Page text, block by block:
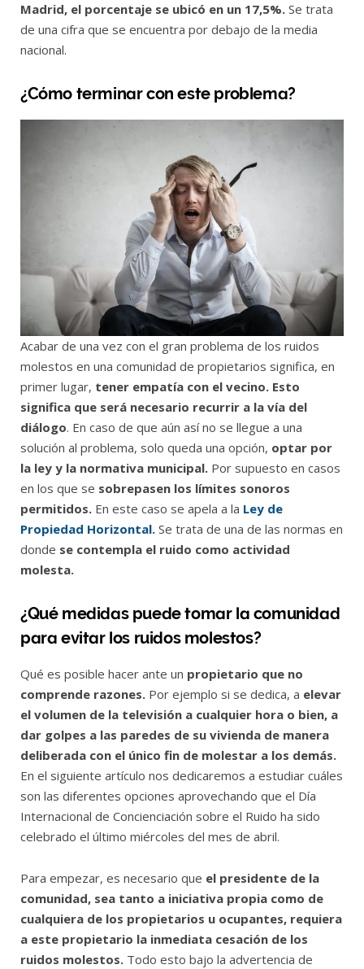
Madrid, el porcentaje se ubicó en un 17,5%. Se trata
de una cifra que se encuentra por debajo de la media
nacional.
¿Cómo terminar con este problema?
Acabar de una vez con el gran problema de los ruidos
molestos en una comunidad de propietarios significa, en
primer lugar, tener empatía con el vecino. Esto
significa que será necesario recurrir a la vía del
diálogo. En caso de que aún así no se llegue a una
solución al problema, solo queda una opción, optar por
la ley y la normativa municipal. Por supuesto en casos
en los que se sobrepasen los límites sonoros
permitidos. En este caso se apela a la Ley de
Propiedad Horizontal. Se trata de una de las normas en
donde se contempla el ruido como actividad
molesta.
¿Qué medidas puede tomar la comunidad
para evitar los ruidos molestos?
Qué es posible hacer ante un propietario que no
comprende razones. Por ejemplo si se dedica, a elevar
el volumen de la televisión a cualquier hora o bien, a
dar golpes a las paredes de su vivienda de manera
deliberada con el único fin de molestar a los demás.
En el siguiente artículo nos dedicaremos a estudiar cuáles
son las diferentes opciones aprovechando que el Día
Internacional de Concienciación sobre el Ruido ha sido
celebrado el último miércoles del mes de abril.
Para empezar, es necesario que el presidente de la
comunidad, sea tanto a iniciativa propia como de
cualquiera de los propietarios u ocupantes, requiera
a este propietario la inmediata cesación de los
ruidos molestos. Todo esto bajo la advertencia de